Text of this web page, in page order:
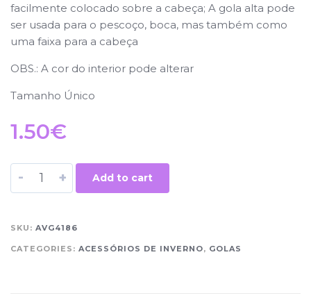
facilmente colocado sobre a cabeça; A gola alta pode
ser usada para o pescoço, boca, mas também como
uma faixa para a cabeça
OBS.: A cor do interior pode alterar
Tamanho Único
1.50€
- + Add to cart
SKU: AVG4186
CATEGORIES: ACESSÓRIOS DE INVERNO, GOLAS